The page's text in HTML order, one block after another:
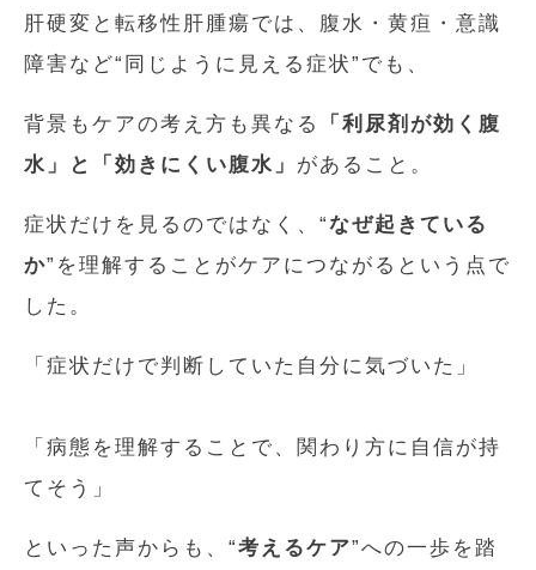
肝硬変と転移性肝腫瘍では、腹水・黄疸・意識
障害など“同じように見える症状”でも、
背景もケアの考え方も異なる
「利尿剤が効く腹
水」と「効きにくい腹水」 があること。
症状だけを見るのではなく、“なぜ起きている
か”を理解することがケアにつながるという点で
した。
「症状だけで判断していた自分に気づいた」
「病態を理解することで、関わり方に自信が持
てそう」
といった声からも、“考えるケア”への一歩を踏